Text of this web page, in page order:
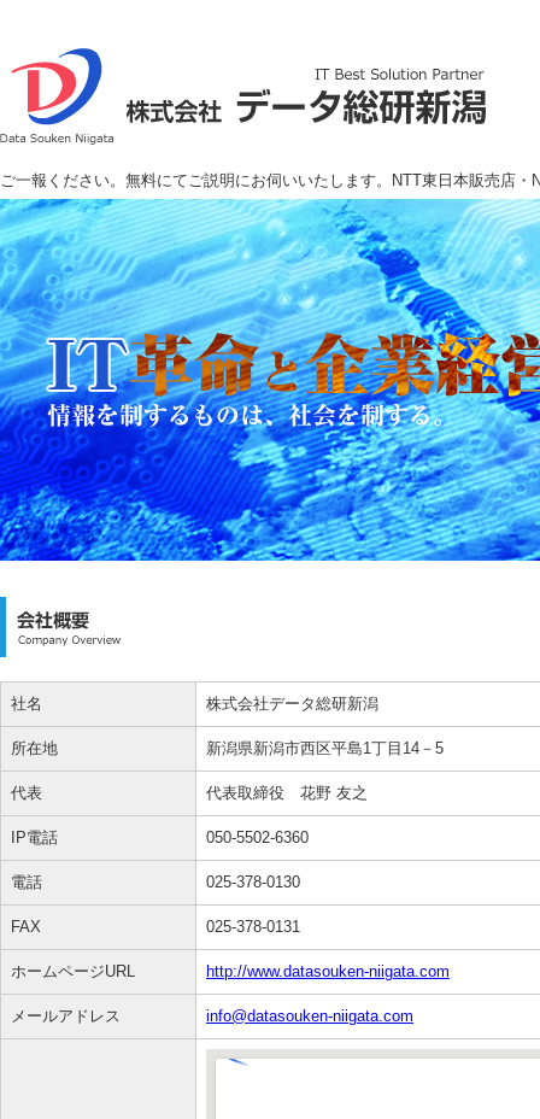
ご一報ください。無料にてご説明にお伺いいたします。NTT東日本販売店
社名 株式会社データ総研新潟
所在地 新潟県新潟市西区平島1丁目14－5
代表 代表取締役 花野 友之
IP電話 050-5502-6360
電話 025-378-0130
FAX 025-378-0131
ホームページURL http://www.datasouken-niigata.com
メールアドレス info@datasouken-niigata.com